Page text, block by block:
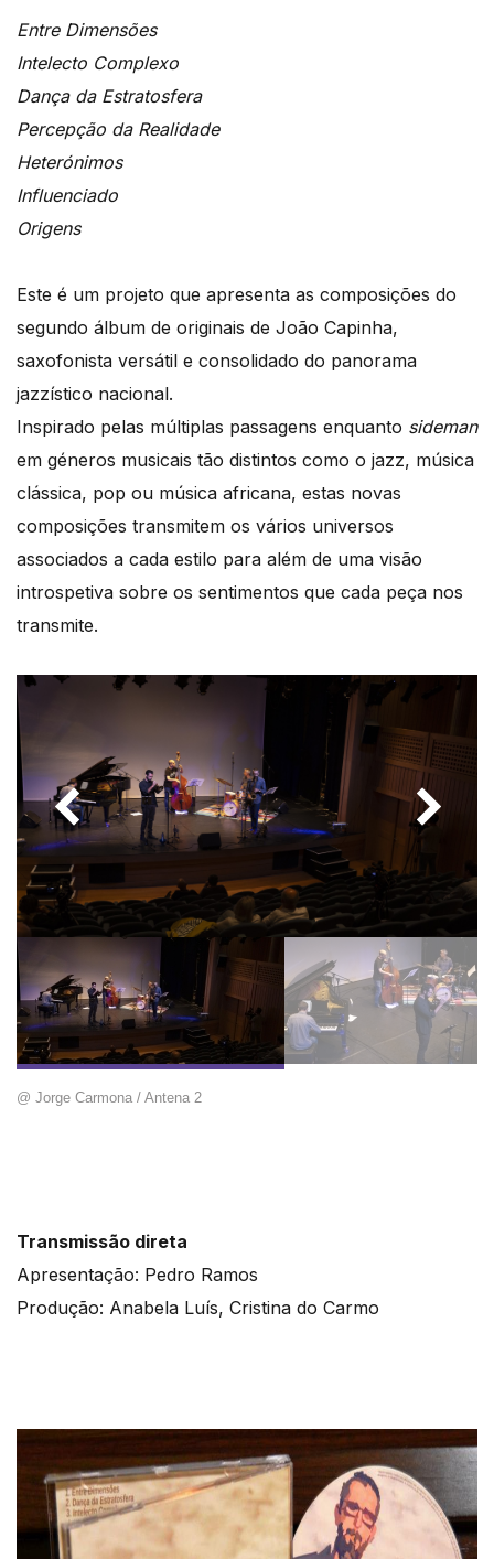
Entre Dimensões
Intelecto Complexo
Dança da Estratosfera
Percepção da Realidade
Heterónimos
Influenciado
Origens
Este é um projeto que apresenta as composições do
segundo álbum de originais de João Capinha,
saxofonista versátil e consolidado do panorama
jazzístico nacional.
Inspirado pelas múltiplas passagens enquanto sideman
em géneros musicais tão distintos como o jazz, música
clássica, pop ou música africana, estas novas
composições transmitem os vários universos
associados a cada estilo para além de uma visão
introspetiva sobre os sentimentos que cada peça nos
transmite.
@ Jorge Carmona / Antena 2
Transmissão direta
Apresentação: Pedro Ramos
Produção: Anabela Luís, Cristina do Carmo